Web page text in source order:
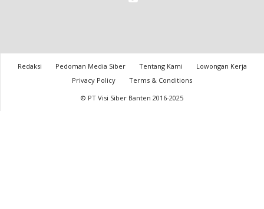
Redaksi Pedoman Media Siber Tentang Kami
Lowongan Kerja
Privacy Policy
Terms & Conditions
© PT Visi Siber Banten 2016-2025